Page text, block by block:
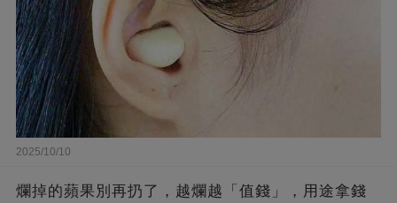
2025/10/10
爛掉的蘋果別再扔了，越爛越「值錢」，用途拿錢